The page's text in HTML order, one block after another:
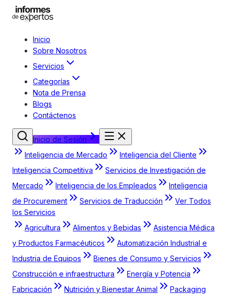
Inicio
Sobre Nosotros
Servicios
Categorías
Nota de Prensa
Blogs
Contáctenos
Inicio de Sesión
Inteligencia de Mercado
Inteligencia del Cliente
Inteligencia Competitiva
Servicios de Investigación de
Mercado
Inteligencia de los Empleados
Inteligencia
de Procurement
Servicios de Traducción
Ver Todos
los Servicios
Agricultura
Alimentos y Bebidas
Asistencia Médica
y Productos Farmacéuticos
Automatización Industrial e
Industria de Equipos
Bienes de Consumo y Servicios
Construcción e infraestructura
Energía y Potencia
Fabricación
Nutrición y Bienestar Animal
Packaging